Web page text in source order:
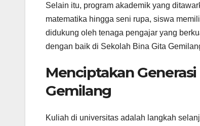
Selain itu, program akademik yang
matematika hingga seni rupa, siswa
didukung oleh tenaga pengajar yang
dengan baik di Sekolah Bina Gita
Menciptakan
Gemilang
Kuliah di universitas adalah langkah